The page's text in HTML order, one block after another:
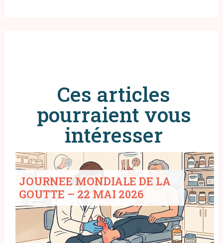
Ces articles
pourraient vous
intéresser
JOURNEE MONDIALE DE LA
GOUTTE – 22 MAI 2026